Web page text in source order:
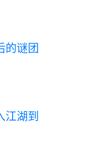
的谜团
江湖到